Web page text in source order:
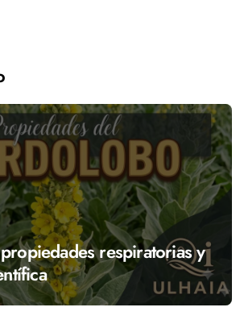
respiratorias y